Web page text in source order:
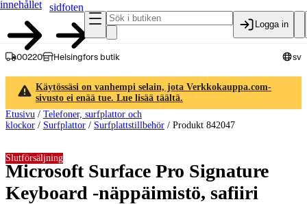
innehållet
sidfoten
Logga in
00220 Helsingfors butik sv
Käytössäsi on vanhempi selain, jota Verkkokauppa.com-
sivusto ei enää tue. Lue lisää täältä.
Etusivu / Telefoner, surfplattor och
klockor / Surfplattor / Surfplattstillbehör / Produkt 842047
Microsoft Surface Pro Signature
Keyboard -näppäimistö, safiiri
Slutförsäljning